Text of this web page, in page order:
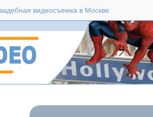
видеосъемка в Москве